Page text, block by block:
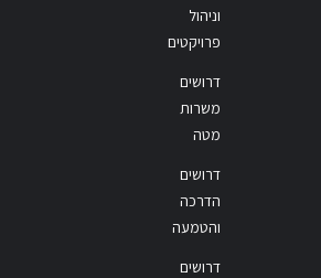
וניהול
פרויקטים
דרושים
משרות
מטה
דרושים
הדרכה
והטמעה
דרושים